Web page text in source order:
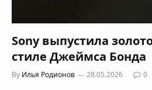
Sony выпустила
стиле Джеймса Бонда
By Илья Родионов 28.05.2026 0